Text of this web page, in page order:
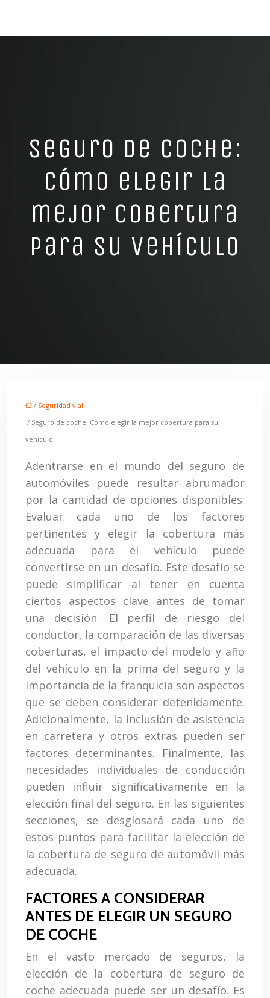
Seguro de coche:
Cómo elegir la
mejor cobertura
para su vehículo
/ Seguridad vial
/ Seguro de coche: Cómo elegir la mejor cobertura para su
vehículo
Adentrarse en el mundo del seguro de
automóviles puede resultar abrumador
por la cantidad de opciones disponibles.
Evaluar cada uno de los factores
pertinentes y elegir la cobertura más
adecuada para el vehículo puede
convertirse en un desafío. Este desafío se
puede simplificar al tener en cuenta
ciertos aspectos clave antes de tomar
una decisión. El perfil de riesgo del
conductor, la comparación de las diversas
coberturas, el impacto del modelo y año
del vehículo en la prima del seguro y la
importancia de la franquicia son aspectos
que se deben considerar detenidamente.
Adicionalmente, la inclusión de asistencia
en carretera y otros extras pueden ser
factores determinantes. Finalmente, las
necesidades individuales de conducción
pueden influir significativamente en la
elección final del seguro. En las siguientes
secciones, se desglosará cada uno de
estos puntos para facilitar la elección de
la cobertura de seguro de automóvil más
adecuada.
FACTORES A CONSIDERAR
ANTES DE ELEGIR UN SEGURO
DE COCHE
En el vasto mercado de seguros, la
elección de la cobertura de seguro de
coche adecuada puede ser un desafío. Es